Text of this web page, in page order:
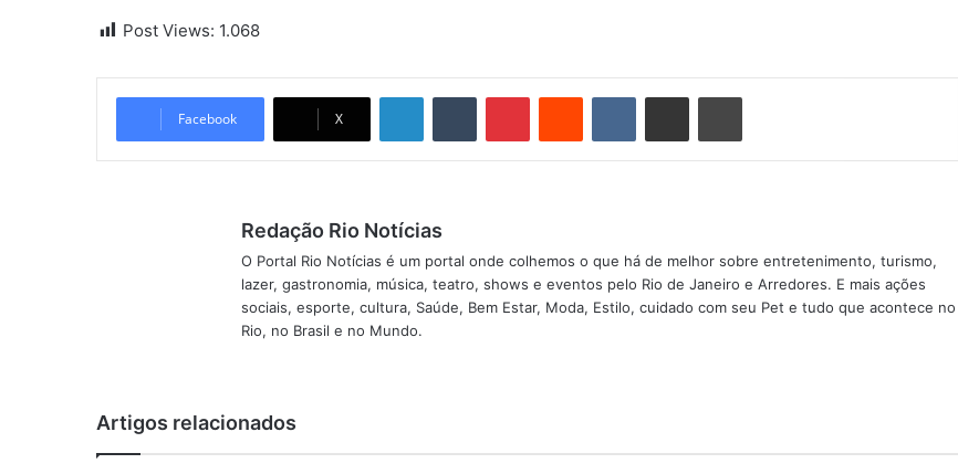
Post Views: 1.068
Facebook X
Redação Rio Notícias
O Portal Rio Notícias é um portal onde colhemos o que há de melhor sobre entretenimento, turismo,
lazer, gastronomia, música, teatro, shows e eventos pelo Rio de Janeiro e Arredores. E mais ações
sociais, esporte, cultura, Saúde, Bem Estar, Moda, Estilo, cuidado com seu Pet e tudo que acontece no
Rio, no Brasil e no Mundo.
Artigos relacionados